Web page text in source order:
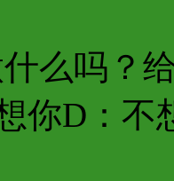
么吗？
你D：不